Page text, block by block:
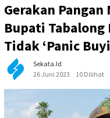
Gerakan
Bupati
Tidak ‘Panic
Sekata.id
26 Juni 2023
10 Dilihat